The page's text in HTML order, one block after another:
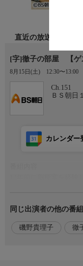
直近の放送
[字]徹子の部屋 【ゲ
8月15日(土) 12:30〜13:00
Ch.151
ＢＳ朝日
カレンダー
12年前に脳梗塞を経験
するためにSNSも。様
人生が豊かになったと
ディングノートを書き
同じ出演者の他の番
磯野貴理子 徹